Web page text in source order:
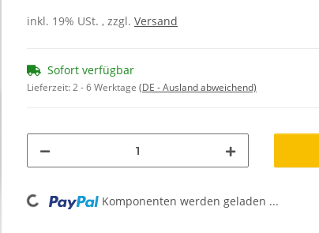
inkl. 19% USt. , zzgl. Versand
Sofort verfügbar
Lieferzeit:2 - 6 Werktage (DE - Ausland abweichend)
Loading... Komponenten werden geladen ...